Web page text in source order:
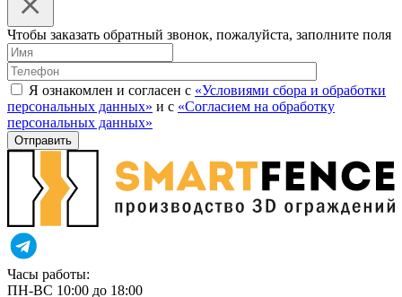
Чтобы заказать обратный звонок, пожалуйста, заполните поля
Я ознакомлен и согласен с «Условиями сбора и обработки
персональных данных» и с «Согласием на обработку
персональных данных»
Отправить
Часы работы:
ПН-ВС 10:00 до 18:00